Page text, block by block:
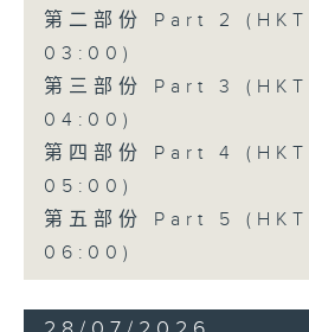
第二部份 Part 2
03:00)
第三部份 Part 3
04:00)
第四部份 Part 4
05:00)
第五部份 Part 5
06:00)